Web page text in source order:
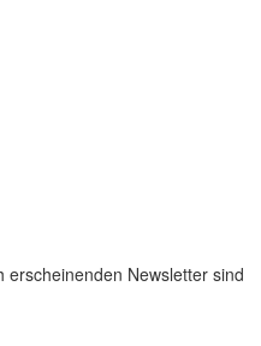
Newsletter sind